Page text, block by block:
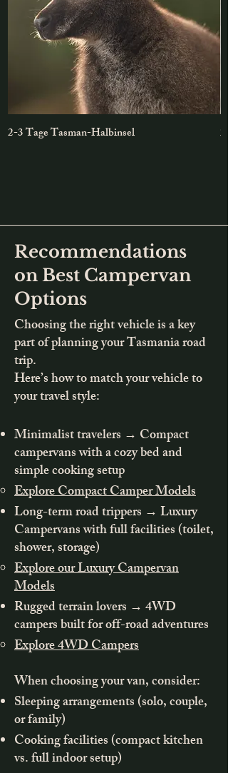
2-3 Tage Tasman-Halbinsel
Recommendations
on Best Campervan
Options
Choosing the right vehicle is a key
part of planning your Tasmania road
trip.
Here’s how to match your vehicle to
your travel style:
Minimalist travelers → Compact
campervans with a cozy bed and
simple cooking setup
Explore Compact Camper Models
Long-term road trippers → Luxury
Campervans with full facilities (toilet,
shower, storage)
Explore our Luxury Campervan
Models
Rugged terrain lovers → 4WD
campers built for off-road adventures
Explore 4WD Campers
When choosing your van, consider:
Sleeping arrangements (solo, couple,
or family)
Cooking facilities (compact kitchen
vs. full indoor setup)